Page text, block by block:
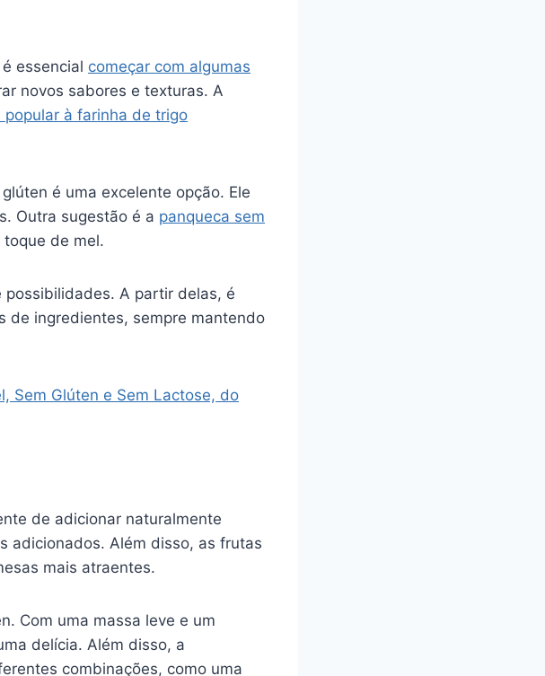
essencial começar com algumas
novos sabores e texturas. A
à farinha de trigo
é uma excelente opção. Ele
Outra sugestão é a panqueca sem
de mel.
A partir delas, é
de ingredientes, sempre mantendo
Sem Glúten e Sem Lactose, do
de adicionar naturalmente
adicionados. Além disso, as frutas
mais atraentes.
Com uma massa leve e um
delícia. Além disso, a
combinações, como uma